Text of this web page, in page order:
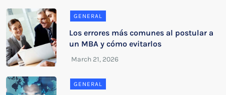
GENERAL
Los errores más comunes al postular a
un MBA y cómo evitarlos
GENERAL